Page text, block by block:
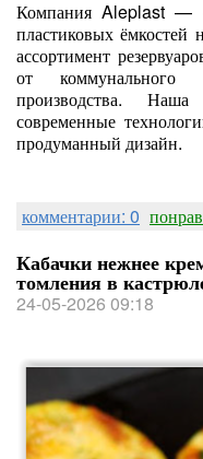
Компания Aleplast —
пластиковых
ассортимент
от коммунального
производства.
современные
продуманный дизайн.
комментарии: 0
Кабачки нежнее
томления в
24-05-2026 09:18